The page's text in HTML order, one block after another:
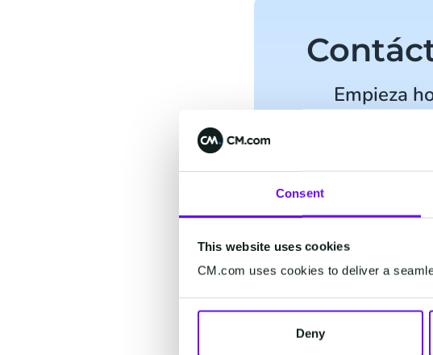
Consent
This website uses cookies
CM.com uses cookies to deliver a
Deny
Empieza
Apellido
Correo electrónico*
Empresa